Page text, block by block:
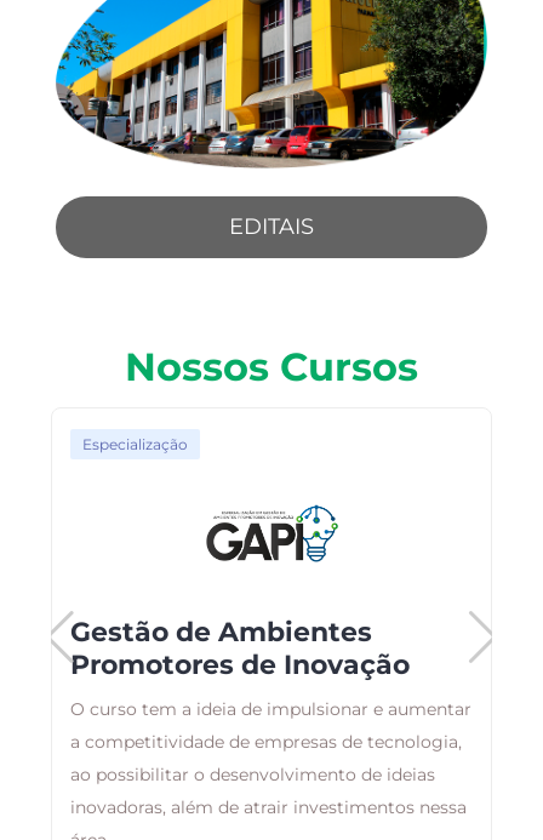
EDITAIS
Nossos Cursos
Especialização
Gestão de Ambientes
Promotores de Inovação
O curso tem a ideia de impulsionar e aumentar
a competitividade de empresas de tecnologia,
ao possibilitar o desenvolvimento de ideias
inovadoras, além de atrair investimentos nessa